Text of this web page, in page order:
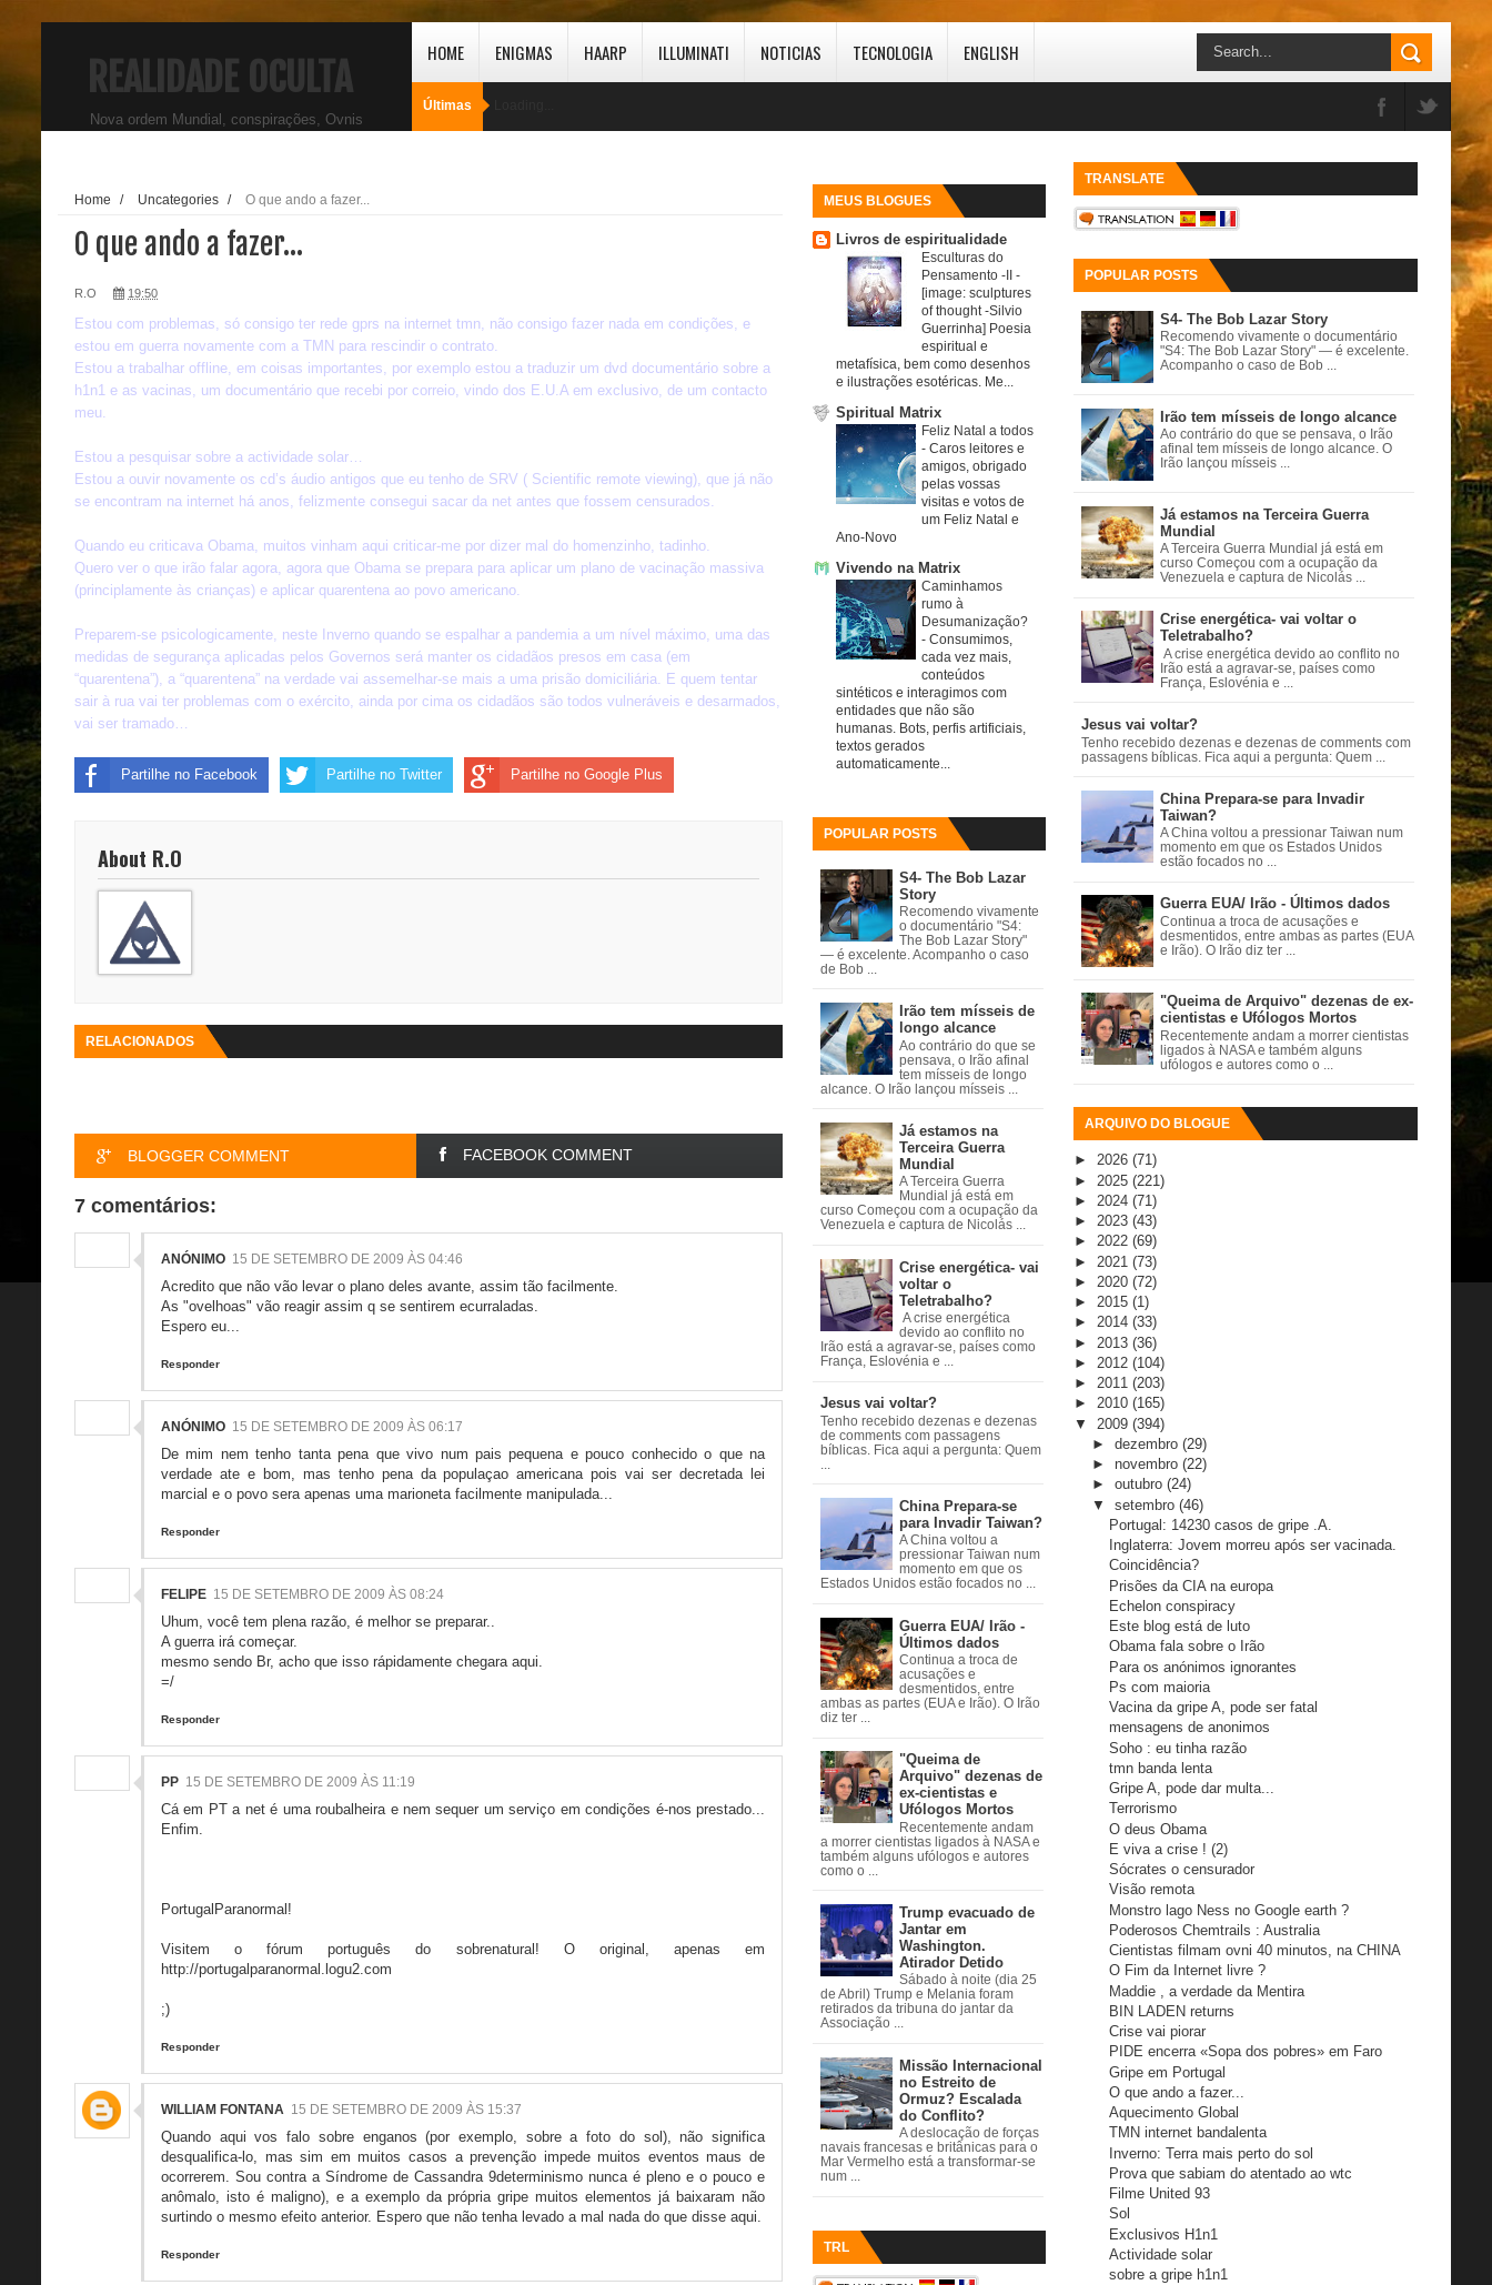
REALIDADE OCULTA
Nova ordem Mundial, conspirações, Ovnis
HOME ENIGMAS HAARP ILLUMINATI NOTICIAS TECNOLOGIA ENGLISH
Últimas
MEUS BLOGUES
Livros de espiritualidade
Esculturas do
Pensamento -II -
[image: sculptures
of thought -Silvio
Guerrinha] Poesia
espiritual e
metafísica, bem como desenhos
e ilustrações esotéricas. Me...
Spiritual Matrix
Feliz Natal a todos
- Caros leitores e
amigos, obrigado
pelas vossas
visitas e votos de
um Feliz Natal e
Ano-Novo
Vivendo na Matrix
Caminhamos
rumo à
Desumanização?
- Consumimos,
cada vez mais,
conteúdos
sintéticos e interagimos com
entidades que não são
humanas. Bots, perfis artificiais,
textos gerados
automaticamente...
POPULAR POSTS
S4- The Bob Lazar
Story
Recomendo vivamente
o documentário "S4:
The Bob Lazar Story"
— é excelente. Acompanho o caso
de Bob ...
Irão tem mísseis de
longo alcance
Ao contrário do que se
pensava, o Irão afinal
tem mísseis de longo
alcance. O Irão lançou mísseis ...
Já estamos na
Terceira Guerra
Mundial
A Terceira Guerra
Mundial já está em
curso Começou com a ocupação da
Venezuela e captura de Nicolás ...
Crise energética- vai
voltar o
Teletrabalho?
A crise energética
devido ao conflito no
Irão está a agravar-se, países como
França, Eslovénia e ...
Jesus vai voltar?
Tenho recebido dezenas e dezenas
de comments com passagens
bíblicas. Fica aqui a pergunta: Quem
China Prepara-se
para Invadir Taiwan?
A China voltou a
pressionar Taiwan num
momento em que os
Estados Unidos estão focados no ...
Guerra EUA/ Irão -
Últimos dados
Continua a troca de
acusações e
desmentidos, entre
ambas as partes (EUA e Irão). O Irão
diz ter ...
"Queima de
Arquivo" dezenas de
ex-cientistas e
Ufólogos Mortos
Recentemente andam
a morrer cientistas ligados à NASA e
também alguns ufólogos e autores
como o ...
Trump evacuado de
Jantar em
Washington.
Atirador Detido
Sábado à noite (dia 25
de Abril) Trump e Melania foram
retirados da tribuna do jantar da
Associação ...
Missão Internacional
no Estreito de
Ormuz? Escalada
do Conflito?
A deslocação de forças
navais francesas e britânicas para o
Mar Vermelho está a transformar-se
num ...
TRL
Home / Uncategories / O que ando a fazer...
O que ando a fazer...
R.O 19:50
Estou com problemas, só consigo ter rede gprs na internet tmn, não consigo fazer nada em condições, e
estou em guerra novamente com a TMN para rescindir o contrato.
Estou a trabalhar offline, em coisas importantes, por exemplo estou a traduzir um dvd documentário sobre a
h1n1 e as vacinas, um documentário que recebi por correio, vindo dos E.U.A em exclusivo, de um contacto
meu.
Estou a pesquisar sobre a actividade solar…
Estou a ouvir novamente os cd’s áudio antigos que eu tenho de SRV ( Scientific remote viewing), que já não
se encontram na internet há anos, felizmente consegui sacar da net antes que fossem censurados.
Quando eu criticava Obama, muitos vinham aqui criticar-me por dizer mal do homenzinho, tadinho.
Quero ver o que irão falar agora, agora que Obama se prepara para aplicar um plano de vacinação massiva
(principlamente às crianças) e aplicar quarentena ao povo americano.
Preparem-se psicologicamente, neste Inverno quando se espalhar a pandemia a um nível máximo, uma das
medidas de segurança aplicadas pelos Governos será manter os cidadãos presos em casa (em
“quarentena”), a “quarentena” na verdade vai assemelhar-se mais a uma prisão domiciliária. E quem tentar
sair à rua vai ter problemas com o exército, ainda por cima os cidadãos são todos vulneráveis e desarmados,
vai ser tramado…
Partilhe no Facebook Partilhe no Twitter Partilhe no Google Plus
About R.O
RELACIONADOS
BLOGGER COMMENT FACEBOOK COMMENT
7 comentários:
ANÓNIMO 15 DE SETEMBRO DE 2009 ÀS 04:46
Acredito que não vão levar o plano deles avante, assim tão facilmente.
As "ovelhoas" vão reagir assim q se sentirem ecurraladas.
Espero eu...
Responder
ANÓNIMO 15 DE SETEMBRO DE 2009 ÀS 06:17
De mim nem tenho tanta pena que vivo num pais pequena e pouco conhecido o que na
verdade ate e bom, mas tenho pena da populaçao americana pois vai ser decretada lei
marcial e o povo sera apenas uma marioneta facilmente manipulada...
Responder
FELIPE 15 DE SETEMBRO DE 2009 ÀS 08:24
Uhum, você tem plena razão, é melhor se preparar..
A guerra irá começar.
mesmo sendo Br, acho que isso rápidamente chegara aqui.
=/
Responder
PP 15 DE SETEMBRO DE 2009 ÀS 11:19
Cá em PT a net é uma roubalheira e nem sequer um serviço em condições é-nos prestado...
Enfim.
PortugalParanormal!
Visitem o fórum português do sobrenatural! O original, apenas em
http://portugalparanormal.logu2.com
;)
Responder
WILLIAM FONTANA 15 DE SETEMBRO DE 2009 ÀS 15:37
Quando aqui vos falo sobre enganos (por exemplo, sobre a foto do sol), não significa
desqualifica-lo, mas sim em muitos casos a prevenção impede muitos eventos maus de
ocorrerem. Sou contra a Síndrome de Cassandra 9determinismo nunca é pleno e o pouco e
anômalo, isto é maligno), e a exemplo da própria gripe muitos elementos já baixaram não
surtindo o mesmo efeito anterior. Espero que não tenha levado a mal nada do que disse aqui.
Responder
TRANSLATE
POPULAR POSTS
S4- The Bob Lazar Story
Recomendo vivamente o documentário
"S4: The Bob Lazar Story" — é excelente.
Acompanho o caso de Bob ...
Irão tem mísseis de longo alcance
Ao contrário do que se pensava, o Irão
afinal tem mísseis de longo alcance. O
Irão lançou mísseis ...
Já estamos na Terceira Guerra
Mundial
A Terceira Guerra Mundial já está em
curso Começou com a ocupação da
Venezuela e captura de Nicolás ...
Crise energética- vai voltar o
Teletrabalho?
A crise energética devido ao conflito no
Irão está a agravar-se, países como
França, Eslovénia e ...
Jesus vai voltar?
Tenho recebido dezenas e dezenas de comments com
passagens bíblicas. Fica aqui a pergunta: Quem ...
China Prepara-se para Invadir
Taiwan?
A China voltou a pressionar Taiwan num
momento em que os Estados Unidos
estão focados no ...
Guerra EUA/ Irão - Últimos dados
Continua a troca de acusações e
desmentidos, entre ambas as partes (EUA
e Irão). O Irão diz ter ...
"Queima de Arquivo" dezenas de ex-
cientistas e Ufólogos Mortos
Recentemente andam a morrer cientistas
ligados à NASA e também alguns
ufólogos e autores como o ...
ARQUIVO DO BLOGUE
► 2026 (71)
► 2025 (221)
► 2024 (71)
► 2023 (43)
► 2022 (69)
► 2021 (73)
► 2020 (72)
► 2015 (1)
► 2014 (33)
► 2013 (36)
► 2012 (104)
► 2011 (203)
► 2010 (165)
▼ 2009 (394)
► dezembro (29)
► novembro (22)
► outubro (24)
▼ setembro (46)
Portugal: 14230 casos de gripe .A.
Inglaterra: Jovem morreu após ser vacinada.
Coincidência?
Prisões da CIA na europa
Echelon conspiracy
Este blog está de luto
Obama fala sobre o Irão
Para os anónimos ignorantes
Ps com maioria
Vacina da gripe A, pode ser fatal
mensagens de anonimos
Soho : eu tinha razão
tmn banda lenta
Gripe A, pode dar multa...
Terrorismo
O deus Obama
E viva a crise ! (2)
Sócrates o censurador
Visão remota
Monstro lago Ness no Google earth ?
Poderosos Chemtrails : Australia
Cientistas filmam ovni 40 minutos, na CHINA
O Fim da Internet livre ?
Maddie , a verdade da Mentira
BIN LADEN returns
Crise vai piorar
PIDE encerra «Sopa dos pobres» em Faro
Gripe em Portugal
O que ando a fazer...
Aquecimento Global
TMN internet bandalenta
Inverno: Terra mais perto do sol
Prova que sabiam do atentado ao wtc
Filme United 93
Sol
Exclusivos H1n1
Actividade solar
sobre a gripe h1n1